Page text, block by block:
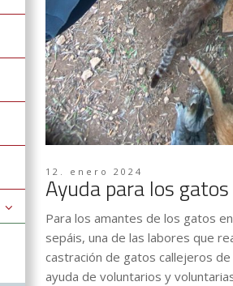
12. enero 2024
Ayuda para los
Para los amantes de los gatos
sepáis, una de las labores que
castración de gatos callejeros
ayuda de voluntarios y